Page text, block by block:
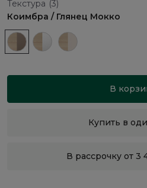
Текстура (3)
Коимбра / Глянец Мокко
В
Купить в
В рассрочку от 3